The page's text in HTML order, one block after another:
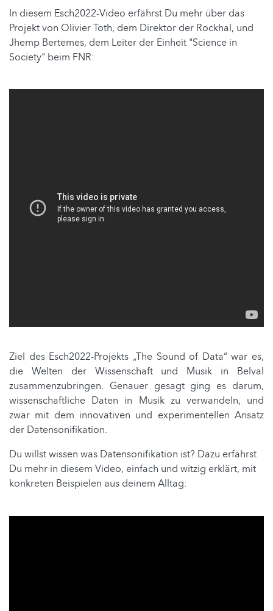
In diesem Esch2022-Video erfährst Du mehr über das
Projekt von Olivier Toth, dem Direktor der Rockhal, und
Jhemp Bertemes, dem Leiter der Einheit "Science in
Society" beim FNR:
Ziel des Esch2022-Projekts „The Sound of Data“ war es,
die Welten der Wissenschaft und Musik in Belval
zusammenzubringen. Genauer gesagt ging es darum,
wissenschaftliche Daten in Musik zu verwandeln, und
zwar mit dem innovativen und experimentellen Ansatz
der Datensonifikation.
Du willst wissen was Datensonifikation ist? Dazu erfährst
Du mehr in diesem Video, einfach und witzig erklärt, mit
konkreten Beispielen aus deinem Alltag: